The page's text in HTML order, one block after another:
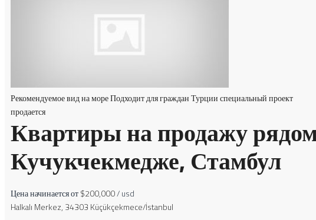
Рекомендуемоевид на мореПодходит для граждан Турцииспециальный проект
продается
Квартиры на продажу
Кучукчекмедже, Стамбул
Цена начинается от$200,000/ usd
Halkalı Merkez, 34303 Küçükçekmece/İstanbul